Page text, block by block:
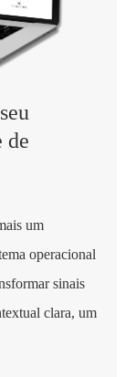
de
um
operacional
sinais
clara, um